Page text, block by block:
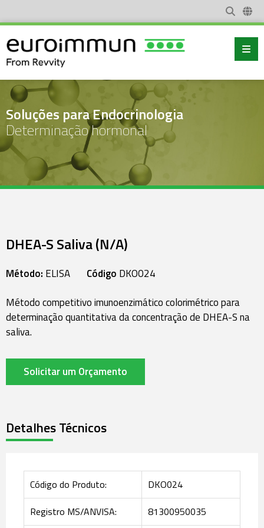
Soluções para Endocrinologia
Determinação hormonal
DHEA-S Saliva (N/A)
Método: ELISA Código DKO024
Método competitivo imunoenzimático colorimétrico para
determinação quantitativa da concentração de DHEA-S na
saliva.
Solicitar um Orçamento
Detalhes Técnicos
Código do Produto:
DKO024
Registro MS/ANVISA:
81300950035